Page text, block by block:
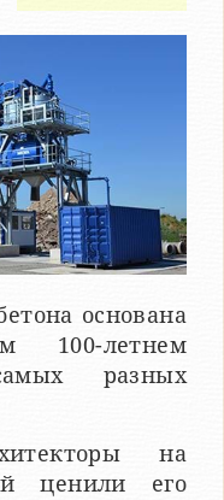
основана
летнем
разных
на
ценили его